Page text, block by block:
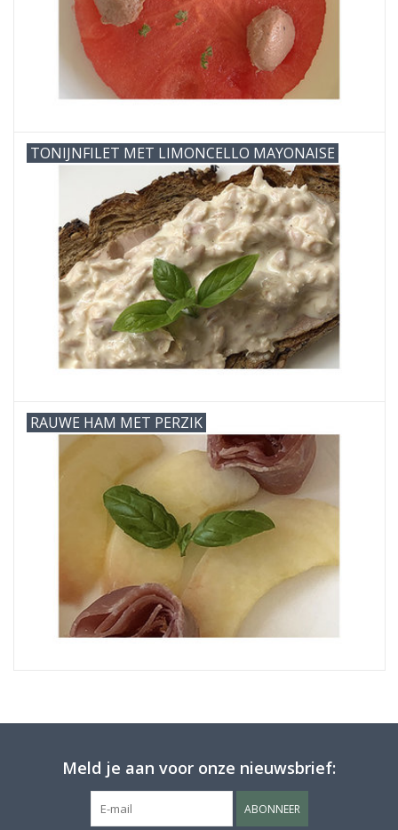
TONIJNFILET MET LIMONCELLO MAYONAISE
RAUWE HAM MET PERZIK
Meld je aan voor onze nieuwsbrief:
ABONNEER